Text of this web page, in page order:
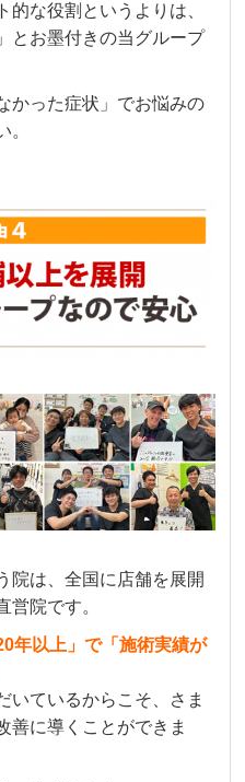
的な役割というよりは、
とお墨付きの当グループ
かった症状」でお悩みの
。
院は、全国に店舗を展開
営院です。
年以上」で「施術実績が
いているからこそ、さま
善に導くことができま